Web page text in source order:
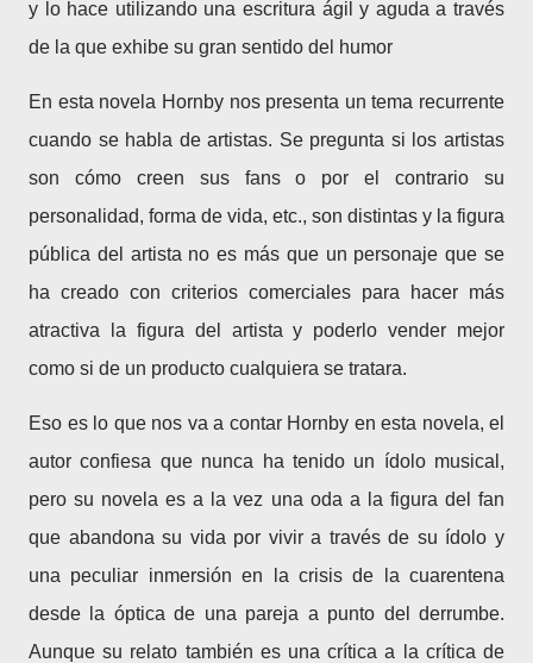
y lo hace utilizando una escritura ágil y aguda a través
de la que exhibe su gran sentido del humor
En esta novela Hornby nos presenta un tema recurrente
cuando se habla de artistas. Se pregunta si los artistas
son cómo creen sus fans o por el contrario su
personalidad, forma de vida, etc., son distintas y la figura
pública del artista no es más que un personaje que se
ha creado con criterios comerciales para hacer más
atractiva la figura del artista y poderlo vender mejor
como si de un producto cualquiera se tratara.
Eso es lo que nos va a contar Hornby en esta novela, el
autor confiesa que nunca ha tenido un ídolo musical,
pero su novela es a la vez una oda a la figura del fan
que abandona su vida por vivir a través de su ídolo y
una peculiar inmersión en la crisis de la cuarentena
desde la óptica de una pareja a punto del derrumbe.
Aunque su relato también es una crítica a la crítica de